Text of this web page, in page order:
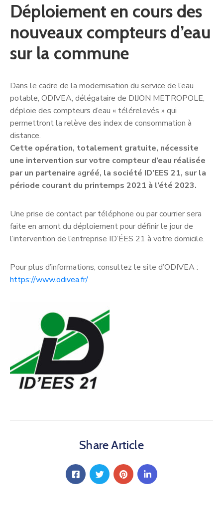
Déploiement en cours des
nouveaux compteurs d’eau
sur la commune
Dans le cadre de la modernisation du service de l’eau
potable, ODIVEA, délégataire de DIJON METROPOLE,
déploie des compteurs d’eau « télérelevés » qui
permettront la relève des index de consommation à
distance.
Cette opération, totalement gratuite, nécessite
une intervention sur votre compteur d’eau réalisée
par un partenaire agréé, la société ID’EES 21, sur la
période courant du printemps 2021 à l’été 2023.
Une prise de contact par téléphone ou par courrier sera
faite en amont du déploiement pour définir le jour de
l’intervention de l’entreprise ID’ÉES 21 à votre domicile.
Pour plus d’informations, consultez le site d’ODIVEA :
https://www.odivea.fr/
Share Article